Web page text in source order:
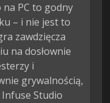
PC to godny
– i nie jest to
zawdzięcza
na dosłownie
i
grywalnością,
Studio